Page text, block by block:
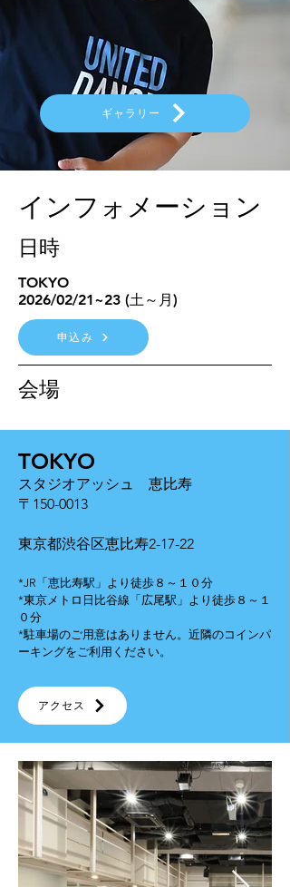
ギャラリー
インフォメーション
日時
TOKYO
2026/02/21~23 (土～月)
申込み
会場
TOKYO
スタジオアッシュ 恵比寿
〒150-0013
東京都渋谷区恵比寿2-17-22
*JR「恵比寿駅」より徒歩８～１０分
*東京メトロ日比谷線「広尾駅」より徒歩８～１
０分
*駐車場のご用意はありません。近隣のコインパ
ーキングをご利用ください。
アクセス